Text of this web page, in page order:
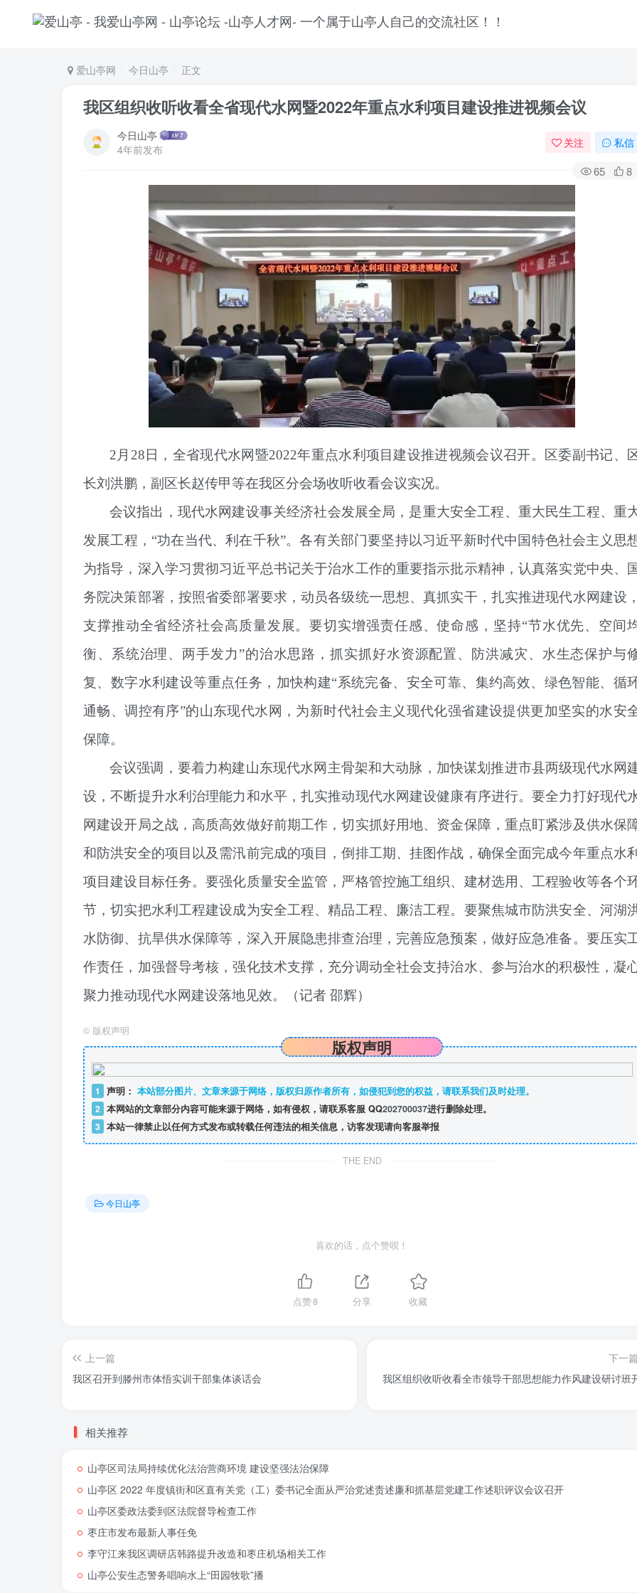
爱山亭网 今日山亭 正文
我区组织收听收看全省现代水网暨2022年重点水利项目建设推进视频会议
今日山亭
4年前发布
关注 私信
65 8
2月28日，全省现代水网暨2022年重点水利项目建设推进视频会议召开。区委副书记、
长刘洪鹏，副区长赵传甲等在我区分会场收听收看会议实况。
会议指出，现代水网建设事关经济社会发展全局，是重大安全工程、重大民生工程、重
发展工程，“功在当代、利在千秋”。各有关部门要坚持以习近平新时代中国特色社会主义思
为指导，深入学习贯彻习近平总书记关于治水工作的重要指示批示精神，认真落实党中央、
务院决策部署，按照省委部署要求，动员各级统一思想、真抓实干，扎实推进现代水网建设
支撑推动全省经济社会高质量发展。要切实增强责任感、使命感，坚持“节水优先、空间
衡、系统治理、两手发力”的治水思路，抓实抓好水资源配置、防洪减灾、水生态保护与
复、数字水利建设等重点任务，加快构建“系统完备、安全可靠、集约高效、绿色智能、循
通畅、调控有序”的山东现代水网，为新时代社会主义现代化强省建设提供更加坚实的水安
保障。
会议强调，要着力构建山东现代水网主骨架和大动脉，加快谋划推进市县两级现代水网
设，不断提升水利治理能力和水平，扎实推动现代水网建设健康有序进行。要全力打好现代
网建设开局之战，高质高效做好前期工作，切实抓好用地、资金保障，重点盯紧涉及供水保
和防洪安全的项目以及需汛前完成的项目，倒排工期、挂图作战，确保全面完成今年重点水
项目建设目标任务。要强化质量安全监管，严格管控施工组织、建材选用、工程验收等各个
节，切实把水利工程建设成为安全工程、精品工程、廉洁工程。要聚焦城市防洪安全、河湖
水防御、抗旱供水保障等，深入开展隐患排查治理，完善应急预案，做好应急准备。要压实
作责任，加强督导考核，强化技术支撑，充分调动全社会支持治水、参与治水的积极性，凝
聚力推动现代水网建设落地见效。（记者 邵辉）
© 版权声明
版权声明
1 声明： 本站部分图片、文章来源于网络，版权归原作者所有，如侵犯到您的权益，请联系我们及时处理。
2 本网站的文章部分内容可能来源于网络，如有侵权，请联系客服 QQ202700037进行删除处理。
3 本站一律禁止以任何方式发布或转载任何违法的相关信息，访客发现请向客服举报
THE END
今日山亭
喜欢的话，点个赞呗！
点赞8 分享 收藏
上一篇
我区召开到滕州市体悟实训干部集体谈话会
下一
我区组织收听收看全市领导干部思想能力作风建设研讨班
相关推荐
山亭区司法局持续优化法治营商环境 建设坚强法治保障
山亭区 2022 年度镇街和区直有关党（工）委书记全面从严治党述责述廉和抓基层党建工作述职评议会议召开
山亭区委政法委到区法院督导检查工作
枣庄市发布最新人事任免
李守江来我区调研店韩路提升改造和枣庄机场相关工作
山亭公安生态警务唱响水上“田园牧歌”播